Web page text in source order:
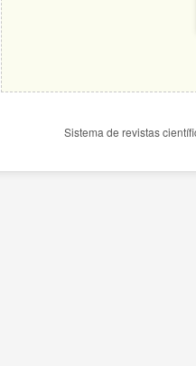
Sistema de revistas